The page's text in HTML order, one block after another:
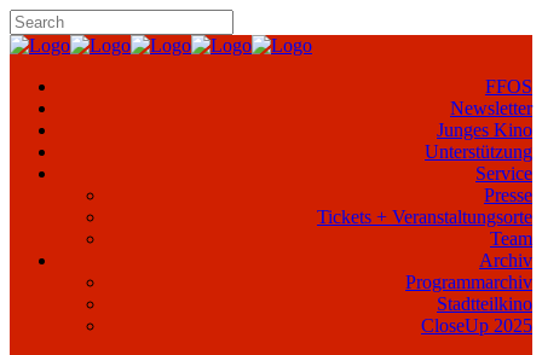
FFOS
Newsletter
Junges Kino
Unterstützung
Service
Presse
Tickets + Veranstaltungsorte
Team
Archiv
Programmarchiv
Stadtteilkino
CloseUp 2025